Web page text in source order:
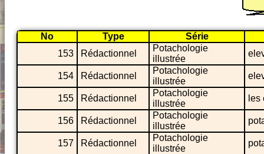
No Type
Série
153
Rédactionnel
Potachologie
illustrée
154 Rédactionnel
Potachologie
illustrée
155 Rédactionnel
Potachologie
illustrée
les
156 Rédactionnel
Potachologie
illustrée
157 Rédactionnel
Potachologie
illustrée